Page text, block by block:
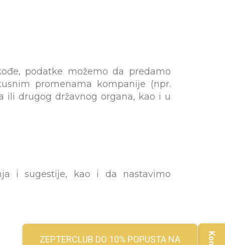
ZEPTERCLUB DO 10% POPUSTA NA
podatke možemo da predamo
promenama kompanije (npr.
ili drugog državnog organa, kao i u
i sugestije, kao i da nastavimo